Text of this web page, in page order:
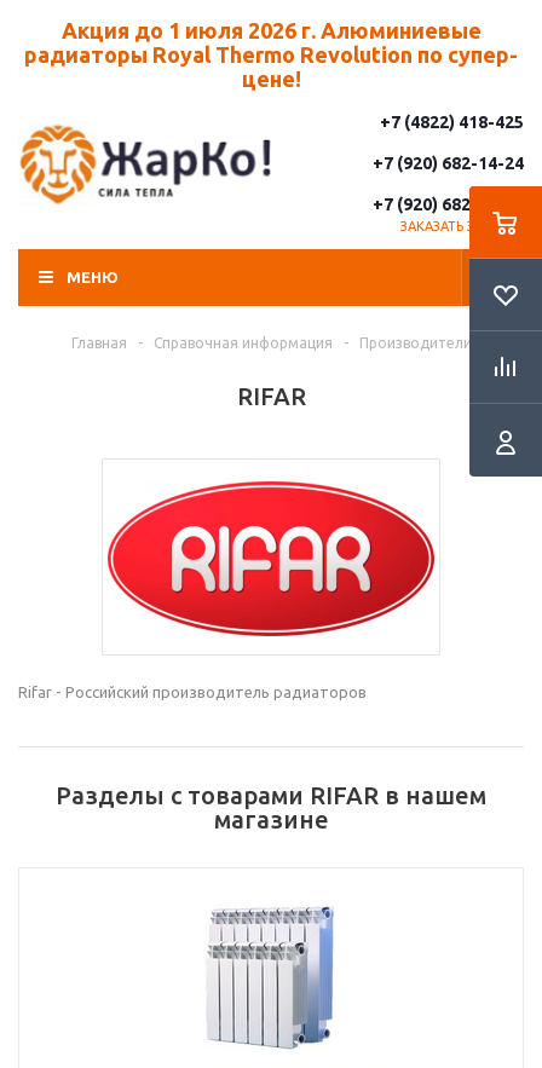
Акция до 1 июля 2026 г. Алюминиевые
радиаторы Royal Thermo Revolution по супер-
цене!
+7 (4822) 418-425
+7 (920) 682-14-24
+7 (920) 682-14-25
ЗАКАЗАТЬ ЗВОНОК
МЕНЮ
Главная - Справочная информация - Производители
RIFAR
Rifar - Российский производитель радиаторов
Разделы с товарами RIFAR в нашем
магазине